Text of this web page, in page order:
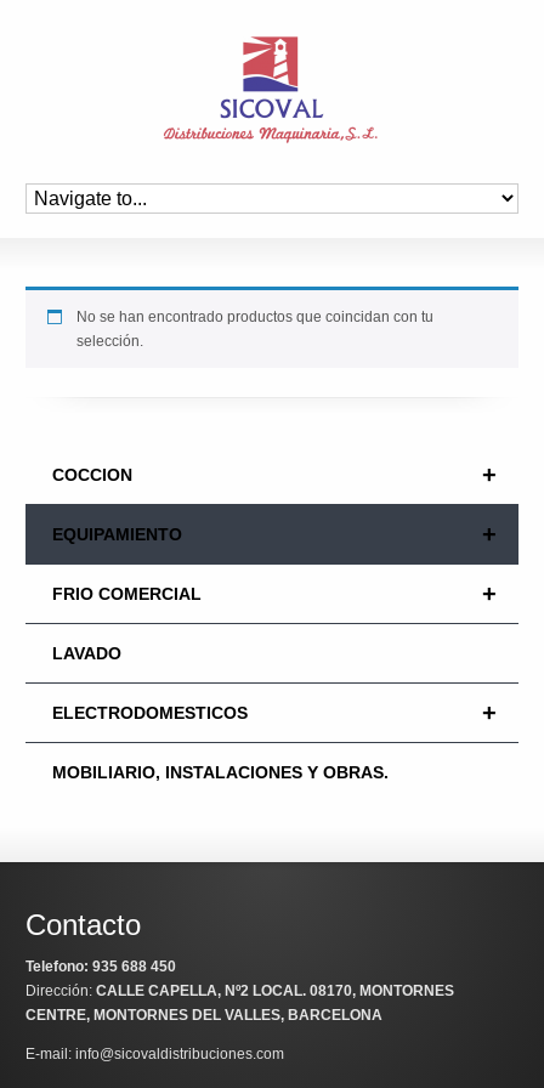
No se han encontrado productos que coincidan con tu
selección.
+
COCCION
+
EQUIPAMIENTO
+
FRIO COMERCIAL
LAVADO
+
ELECTRODOMESTICOS
MOBILIARIO, INSTALACIONES Y OBRAS.
Contacto
Telefono: 935 688 450
Dirección:CALLE CAPELLA, Nº2 LOCAL. 08170, MONTORNES
CENTRE, MONTORNES DEL VALLES, BARCELONA
E-mail: info@sicovaldistribuciones.com